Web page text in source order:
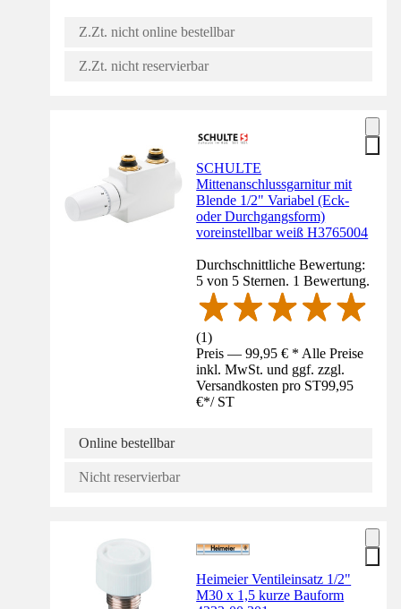
Z.Zt. nicht online bestellbar
Z.Zt. nicht reservierbar
SCHULTE
Mittenanschlussgarnitur mit
Blende 1/2" Variabel (Eck-
oder Durchgangsform)
voreinstellbar weiß H3765004
Durchschnittliche Bewertung:
5 von 5 Sternen. 1 Bewertung.
(1)
Preis — 99,95 € * Alle Preise
inkl. MwSt. und ggf. zzgl.
Versandkosten pro ST99,95
€*/ ST
Online bestellbar
Nicht reservierbar
Heimeier Ventileinsatz 1/2"
M30 x 1,5 kurze Bauform